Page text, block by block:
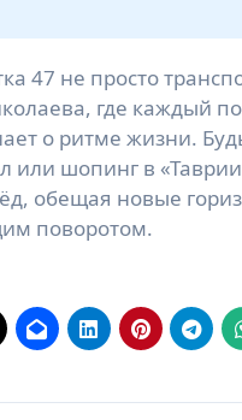
47 не просто
где каждый
о ритме жизни.
или шопинг в
обещая новые
поворотом.